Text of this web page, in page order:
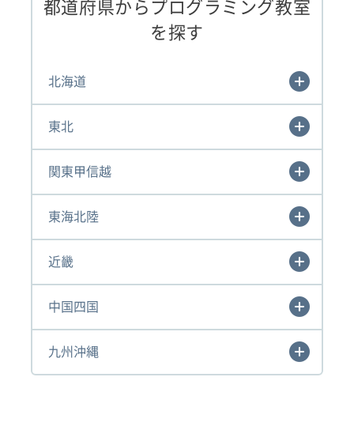
都道府県からプログラミング教室
を探す
北海道
東北
関東甲信越
東海北陸
近畿
中国四国
九州沖縄